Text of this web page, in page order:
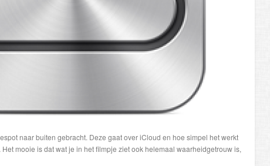
naar buiten gebracht. Deze gaat over iCloud en hoe simpel het werkt
mooie is dat wat je in het filmpje ziet ook helemaal waarheidgetrouw is,